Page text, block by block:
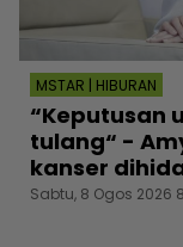
MSTAR | HIBURAN
“Keputusan
tulang“ -
kanser
Sabtu, 8 Ogos 2026